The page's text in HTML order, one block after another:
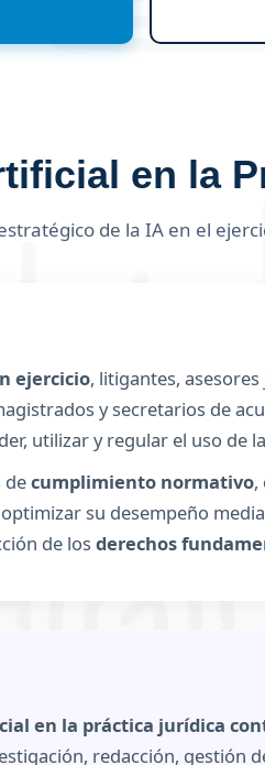
en la
de la IA en el
ejercicio, litigantes,
y secretarios de
utilizar y regular el uso de
decumplimiento normativo,
su desempeño
de los derechos
en la práctica jurídica
redacción, gestión